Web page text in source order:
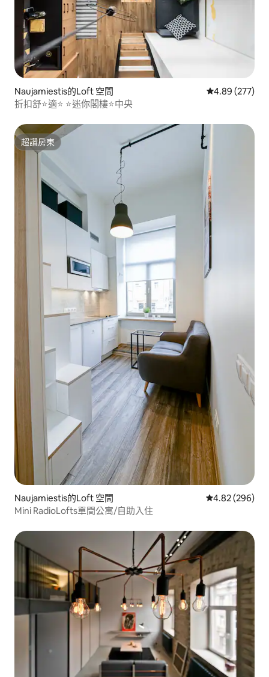
Naujamiestis的Loft 空間 從 277 則評價
4.89 (277)
折扣舒⭐️適⭐️ ⭐️迷你閣樓⭐️中央
超讚房東
超讚房東
Naujamiestis的Loft 空間 從 296 則評價
4.82 (296)
Mini RadioLofts單間公寓/自助入住